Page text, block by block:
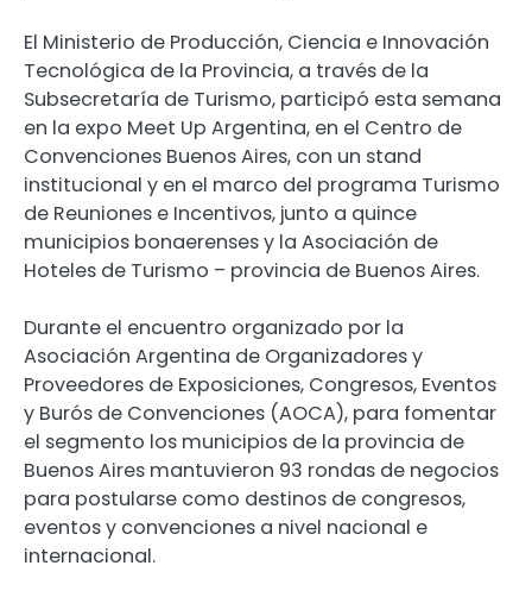
El Ministerio de Producción, Ciencia e Innovación
Tecnológica de la Provincia, a través de la
Subsecretaría de Turismo, participó esta semana
en la expo Meet Up Argentina, en el Centro de
Convenciones Buenos Aires, con un stand
institucional y en el marco del programa Turismo
de Reuniones e Incentivos, junto a quince
municipios bonaerenses y la Asociación de
Hoteles de Turismo – provincia de Buenos Aires.
Durante el encuentro organizado por la
Asociación Argentina de Organizadores y
Proveedores de Exposiciones, Congresos, Eventos
y Burós de Convenciones (AOCA), para fomentar
el segmento los municipios de la provincia de
Buenos Aires mantuvieron 93 rondas de negocios
para postularse como destinos de congresos,
eventos y convenciones a nivel nacional e
internacional.